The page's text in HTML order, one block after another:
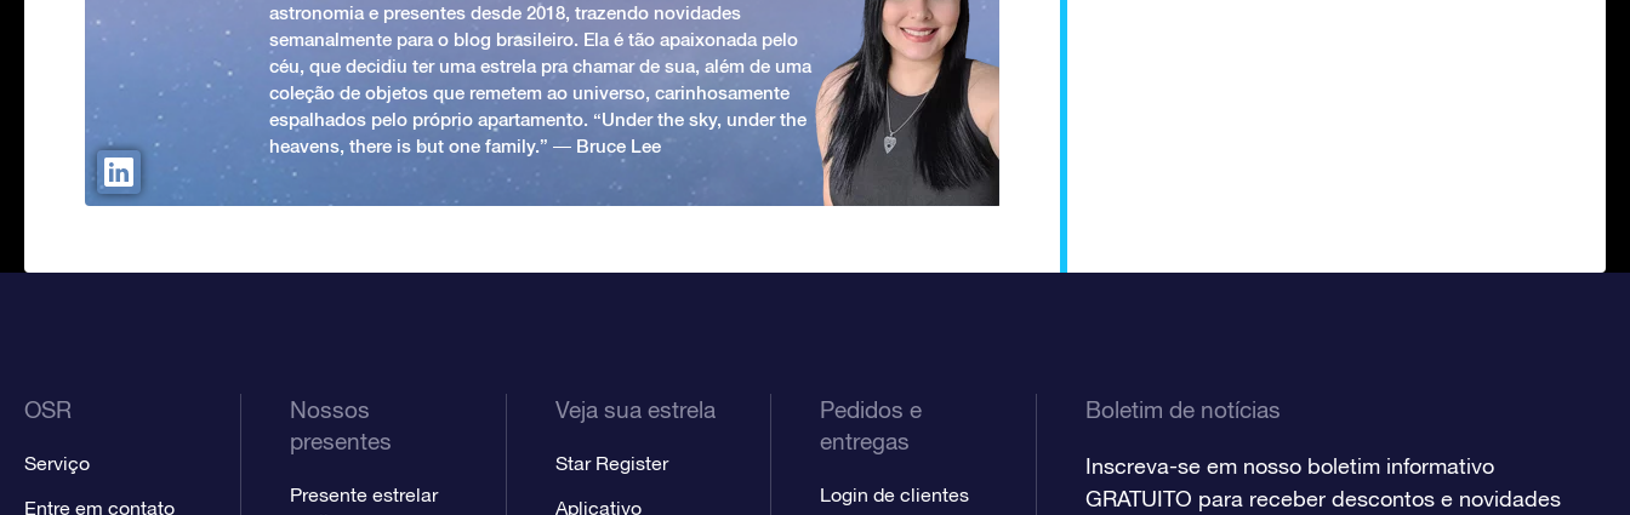
astronomia e presentes desde 2018, trazendo novidades
semanalmente para o blog brasileiro. Ela é tão apaixonada pelo
céu, que decidiu ter uma estrela pra chamar de sua, além de uma
coleção de objetos que remetem ao universo, carinhosamente
espalhados pelo próprio apartamento. “Under the sky, under the
heavens, there is but one family.” ― Bruce Lee
OSR
Serviço
Entre em contato
Nossos
presentes
Presente estrelar
Veja sua estrela
Star Register
Aplicativo
Pedidos e
entregas
Login de clientes
Boletim de notícias
Inscreva-se em nosso boletim informativo
GRATUITO para receber descontos e novidades